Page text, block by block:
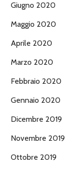
Giugno 2020
Maggio 2020
Aprile 2020
Marzo 2020
Febbraio 2020
Gennaio 2020
Dicembre 2019
Novembre 2019
Ottobre 2019